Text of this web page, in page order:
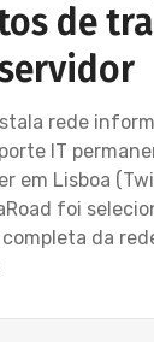
de
rede
IT
em Lisboa
foi
da